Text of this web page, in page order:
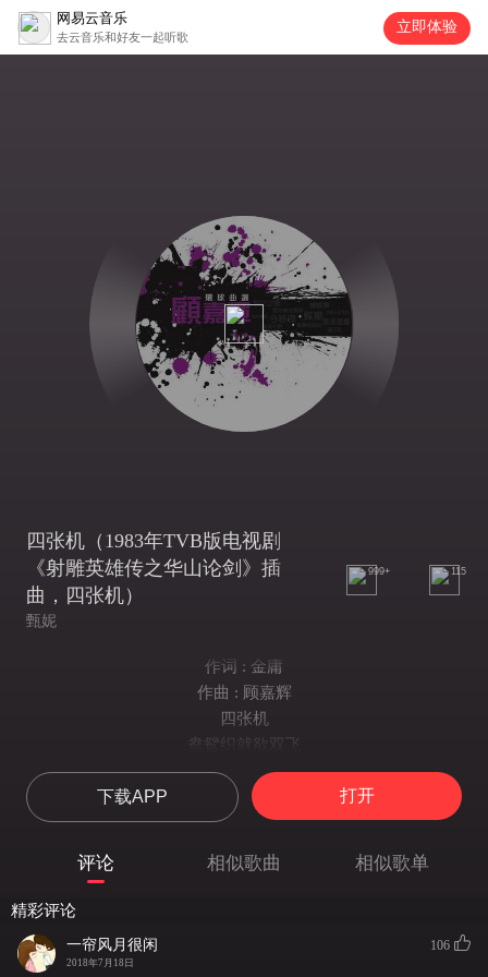
网易云音乐
去云音乐和好友一起听歌
立即体验
四张机（1983年TVB版电视剧
《射雕英雄传之华山论剑》插
曲，四张机）
甄妮
999+ 115
作词 : 金庸
作曲 : 顾嘉辉
四张机
鸯鸳织就欲双飞
可怜未老头先白
春波碧草
晓寒深处
四张机
下载APP 打开
评论 相似歌曲 相似歌单
精彩评论
一帘风月很闲
2018年7月18日
106